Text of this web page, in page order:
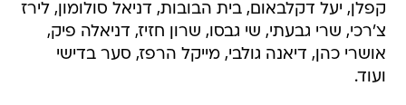
קפלן, יעל דקלבאום, בית הבובות, דניאל סולומון, לירז
צ'רכי, שרי גבעתי, שי גבסו, שרון חזיז, דניאלה פיק,
אושרי כהן, דיאנה גולבי, מייקל הרפז, סער בדישי
ועוד.